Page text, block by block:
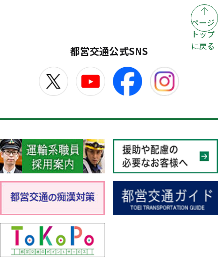
ページ
トップ
に戻る
都営交通公式SNS